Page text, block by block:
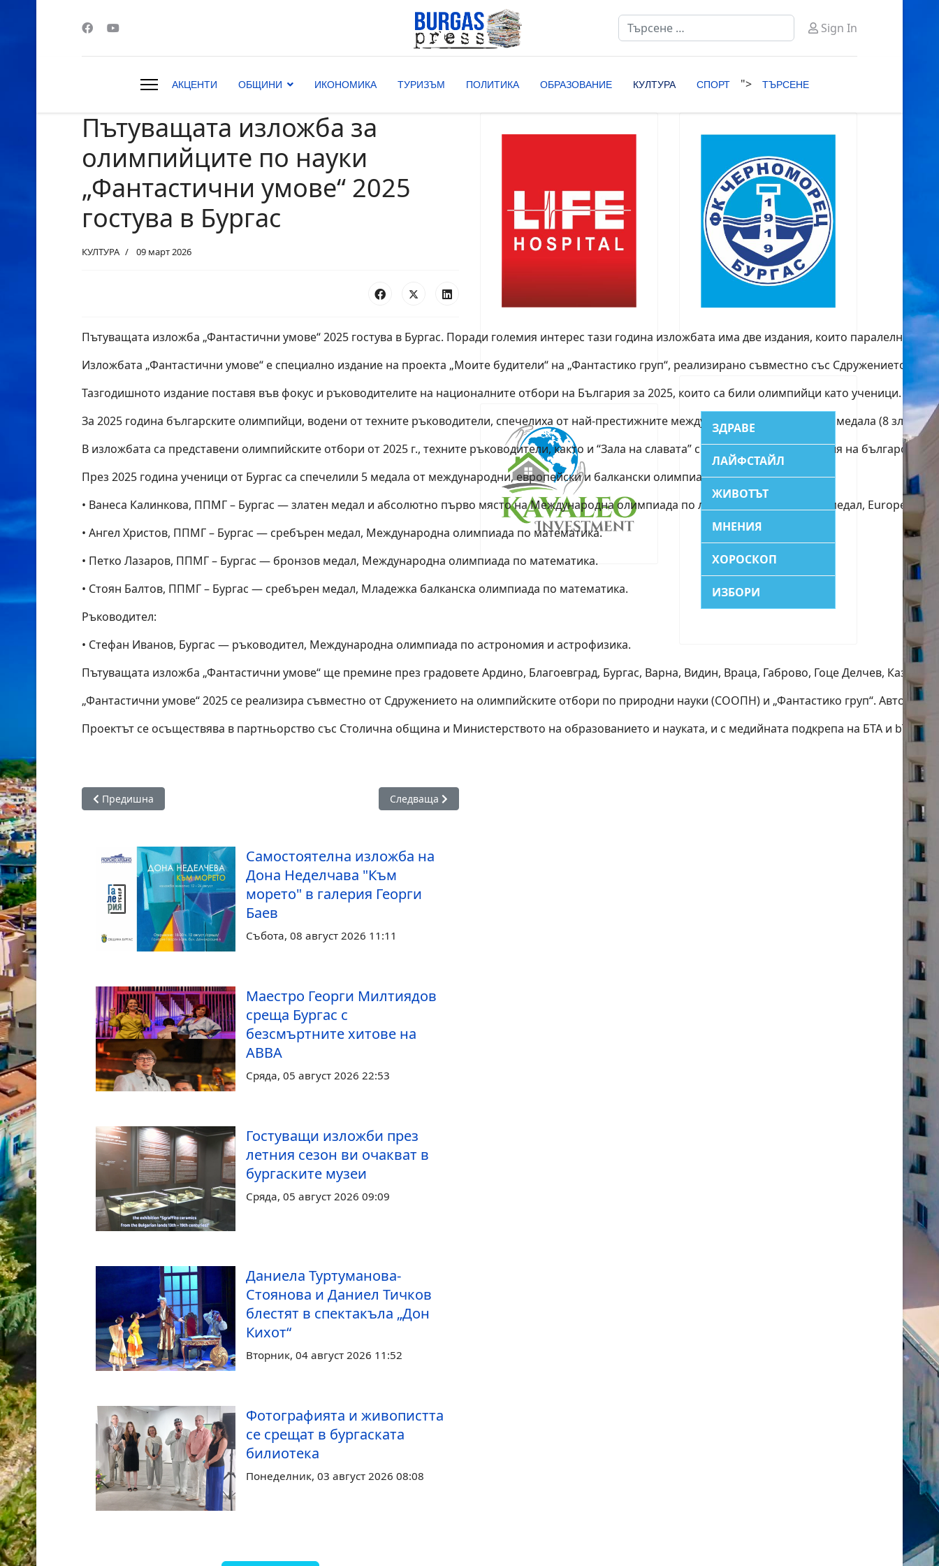
Търсене
Sign In
АКЦЕНТИ ОБЩИНИ ИКОНОМИКА ТУРИЗЪМ ПОЛИТИКА ОБРАЗОВАНИЕ КУЛТУРА СПОРТ "> ТЪРСЕНЕ
Пътуващата изложба за
олимпийците по науки
„Фантастични умове“ 2025
гостува в Бургас
КУЛТУРА 09 март 2026
Пътуващата изложба „Фантастични умове“ 2025 гостува в Бургас. Поради големия интерес тази година изложбата има две издания, които паралелно
Изложбата „Фантастични умове“ е специално издание на проекта „Моите будители“ на „Фантастико груп“, реализирано съвместно със Сдружението
Тазгодишното издание поставя във фокус и ръководителите на националните отбори на България за 2025, които са били олимпийци като ученици.
За 2025 година българските олимпийци, водени от техните ръководители, спечелиха от най-престижните международни олимпиади 39 медала (8
В изложбата са представени олимпийските отбори от 2025 г., техните ръководители, както и “Зала на славата” с най-добрите постижения на
През 2025 година ученици от Бургас са спечелили 5 медала от международни, европейски и балкански олимпиади по науки:
• Ванеса Калинкова, ППМГ – Бургас — златен медал и абсолютно първо място на Международна олимпиада по лингвистика и бронзов медал, European
• Ангел Христов, ППМГ – Бургас — сребърен медал, Международна олимпиада по математика.
• Петко Лазаров, ППМГ – Бургас — бронзов медал, Международна олимпиада по математика.
• Стоян Балтов, ППМГ – Бургас — сребърен медал, Младежка балканска олимпиада по математика.
Ръководител:
• Стефан Иванов, Бургас — ръководител, Международна олимпиада по астрономия и астрофизика.
Пътуващата изложба „Фантастични умове“ ще премине през градовете Ардино, Благоевград, Бургас, Варна, Видин, Враца, Габрово, Гоце Делчев,
„Фантастични умове“ 2025 се реализира съвместно от Сдружението на олимпийските отбори по природни науки (СООПН) и „Фантастико груп“. Автор на
Проектът се осъществява в партньорство със Столична община и Министерството на образованието и науката, и с медийната подкрепа на БТА и bTV
Предишна статия: Фондация „Бургас - 2032“ ви кани на дискусия за идеи за Европейска столица на културата
Предишна Следваща статия: Младежки литературен фестивал „Черноморска пролет“ събира писатели, поети и
Следваща
Самостоятелна изложба на
Дона Неделчава "Към
морето" в галерия Георги
Баев
Събота, 08 август 2026 11:11
Маестро Георги Милтиядов
среща Бургас с
безсмъртните хитове на
ABBA
Сряда, 05 август 2026 22:53
Гостуващи изложби през
летния сезон ви очакват в
бургаските музеи
Сряда, 05 август 2026 09:09
Даниела Туртуманова-
Стоянова и Даниел Тичков
блестят в спектакъла „Дон
Кихот“
Вторник, 04 август 2026 11:52
Фотографията и живопистта
се срещат в бургаската
билиотека
Понеделник, 03 август 2026 08:08
ЗДРАВЕ
ЛАЙФСТАЙЛ
ЖИВОТЪТ
МНЕНИЯ
ХОРОСКОП
ИЗБОРИ